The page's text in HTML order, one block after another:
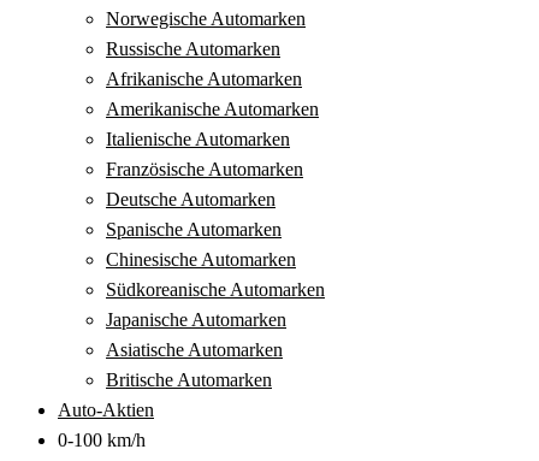
Norwegische Automarken
Russische Automarken
Afrikanische Automarken
Amerikanische Automarken
Italienische Automarken
Französische Automarken
Deutsche Automarken
Spanische Automarken
Chinesische Automarken
Südkoreanische Automarken
Japanische Automarken
Asiatische Automarken
Britische Automarken
Auto-Aktien
0-100 km/h